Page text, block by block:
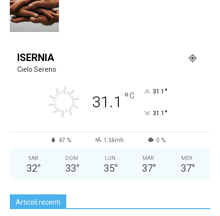
ISERNIA
Cielo Sereno
31.1 °C 31.1 °
31.1 °
47 % 1.5kmh 0 %
SAB
32°
DOM
33°
LUN
35°
MAR
37°
MER
37°
Articoli recenti